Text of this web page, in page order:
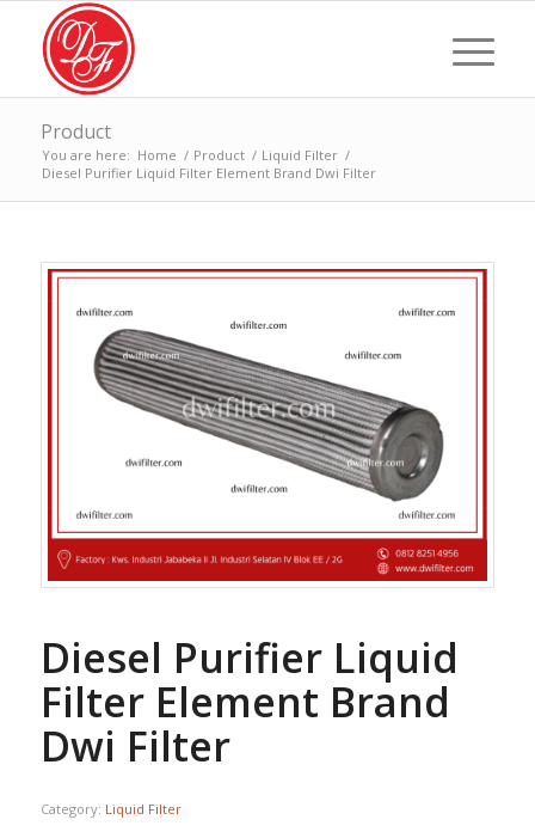
Product
You are here: Home / Product / Liquid Filter /
Diesel Purifier Liquid Filter Element Brand Dwi Filter
Diesel Purifier Liquid
Filter Element Brand
Dwi Filter
Category: Liquid Filter